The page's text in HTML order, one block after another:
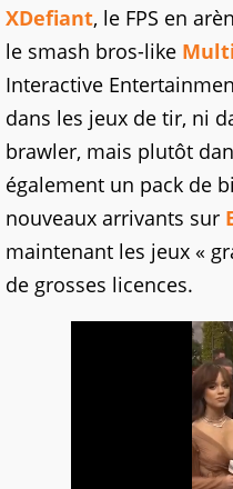
XDefiant, le FPS en
le smash bros-like
Interactive
dans les jeux de tir, ni
brawler, mais plutôt
également un pack de
nouveaux arrivants sur
maintenant les jeux «
de grosses licences.